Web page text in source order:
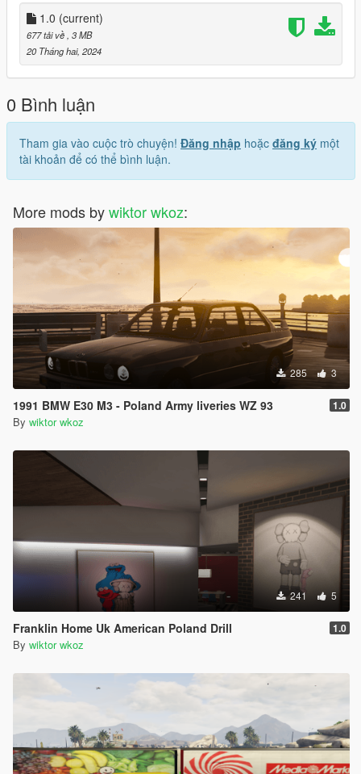
Zastąp g63amg6x6_sign_1 lub zaimportuj pliki, zachowując
nazwy, jakie mają w folderze.
Link do pobrania OpenIV: https://pl.gta5-
mods.com/tools/openiv
Pozdro :)
1.0 (current)
677 tải về , 3 MB
20 Tháng hai, 2024
0 Bình luận
Tham gia vào cuộc trò chuyện! Đăng nhập hoặc đăng ký một
tài khoản để có thể bình luận.
More mods bywiktor wkoz:
285 3
1991 BMW E30 M3 - Poland Army liveries WZ 93 1.0
By wiktor wkoz
241 5
Franklin Home Uk American Poland Drill 1.0
By wiktor wkoz